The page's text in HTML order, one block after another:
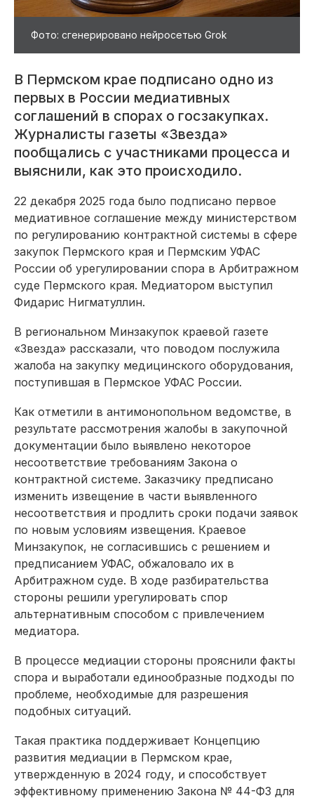
Фото: сгенерировано нейросетью Grok
В Пермском крае подписано одно из
первых в России медиативных
соглашений в спорах о госзакупках.
Журналисты газеты «Звезда»
пообщались с участниками процесса и
выяснили, как это происходило.
22 декабря 2025 года было подписано первое
медиативное соглашение между министерством
по регулированию контрактной системы в сфере
закупок Пермского края и Пермским УФАС
России об урегулировании спора в Арбитражном
суде Пермского края. Медиатором выступил
Фидарис Нигматуллин.
В региональном Минзакупок краевой газете
«Звезда» рассказали, что поводом послужила
жалоба на закупку медицинского оборудования,
поступившая в Пермское УФАС России.
Как отметили в антимонопольном ведомстве, в
результате рассмотрения жалобы в закупочной
документации было выявлено некоторое
несоответствие требованиям Закона о
контрактной системе. Заказчику предписано
изменить извещение в части выявленного
несоответствия и продлить сроки подачи заявок
по новым условиям извещения. Краевое
Минзакупок, не согласившись с решением и
предписанием УФАС, обжаловало их в
Арбитражном суде. В ходе разбирательства
стороны решили урегулировать спор
альтернативным способом с привлечением
медиатора.
В процессе медиации стороны прояснили факты
спора и выработали единообразные подходы по
проблеме, необходимые для разрешения
подобных ситуаций.
Такая практика поддерживает Концепцию
развития медиации в Пермском крае,
утвержденную в 2024 году, и способствует
эффективному применению Закона № 44-ФЗ для